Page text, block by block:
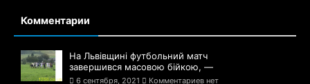
Комментарии
На Львівщині футбольний матч
завершився масовою бійкою, —
6 сентября, 2021 Комментариев нет